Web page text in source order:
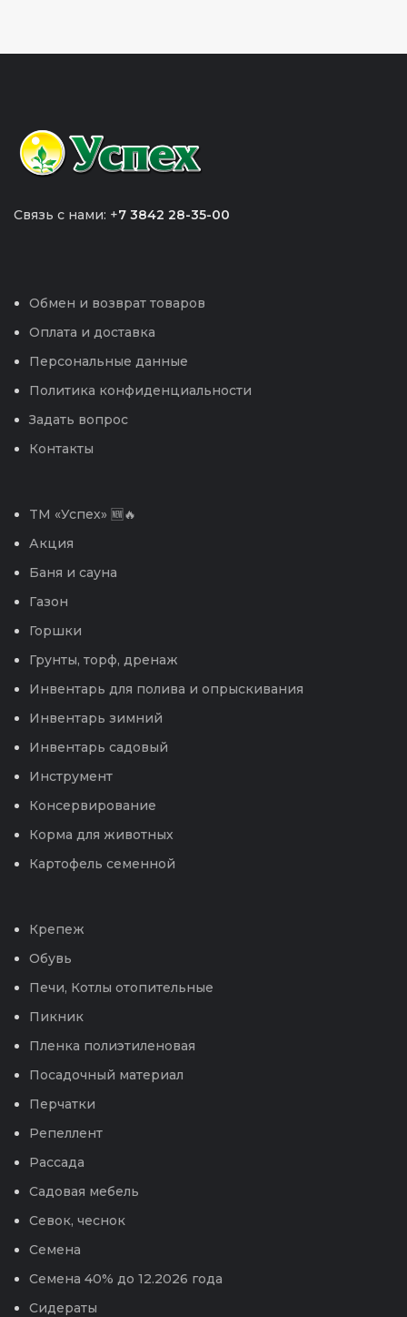
Связь с нами: +7 3842 28-35-00
Обмен и возврат товаров
Оплата и доставка
Персональные данные
Политика конфиденциальности
Задать вопрос
Контакты
TM «Успех» 🆕🔥
Акция
Баня и сауна
Газон
Горшки
Грунты, торф, дренаж
Инвентарь для полива и опрыскивания
Инвентарь зимний
Инвентарь садовый
Инструмент
Консервирование
Корма для животных
Картофель семенной
Крепеж
Обувь
Печи, Котлы отопительные
Пикник
Пленка полиэтиленовая
Посадочный материал
Перчатки
Репеллент
Рассада
Садовая мебель
Севок, чеснок
Семена
Семена 40% до 12.2026 года
Сидераты